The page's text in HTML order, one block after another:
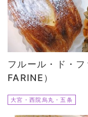
フルール・ド・
FARINE）
大宮・西院烏丸・五条